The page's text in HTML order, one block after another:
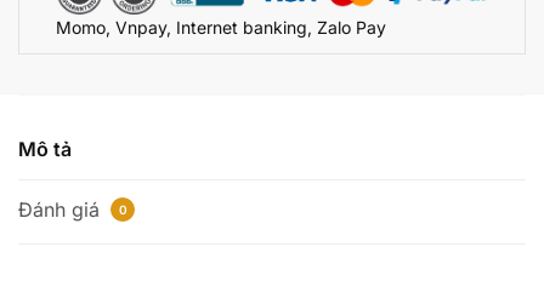
Momo, Vnpay, Internet banking, Zalo Pay
Mô tả
Đánh giá 0